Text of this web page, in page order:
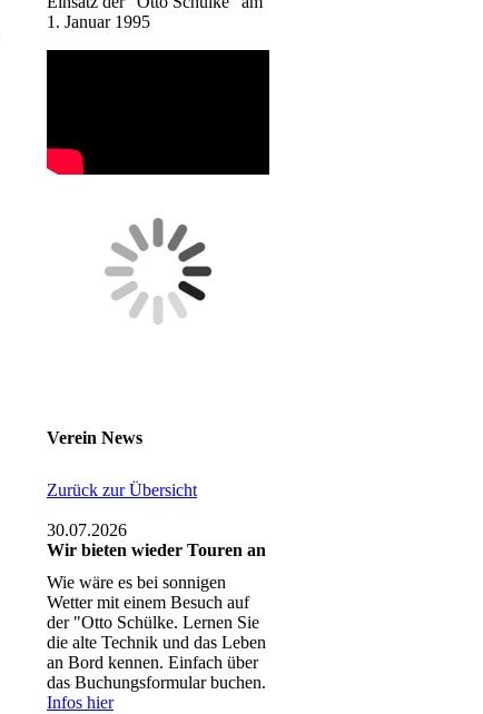
1. Januar 1995
Verein News
Zurück zur Übersicht
30.07.2026
Wir bieten wieder Touren an
Wie wäre es bei sonnigen
Wetter mit einem Besuch auf
der "Otto Schülke. Lernen Sie
die alte Technik und das Leben
an Bord kennen. Einfach über
das Buchungsformular buchen.
Infos hier